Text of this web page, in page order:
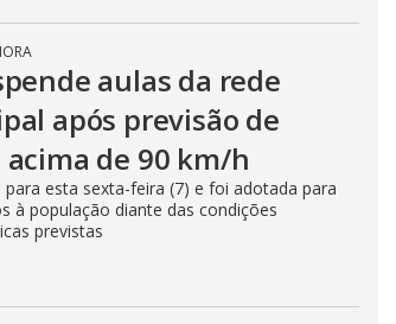
aulas da rede
após previsão de
de 90 km/h
para esta sexta-feira (7) e foi adotada para
à população diante das condições
previstas